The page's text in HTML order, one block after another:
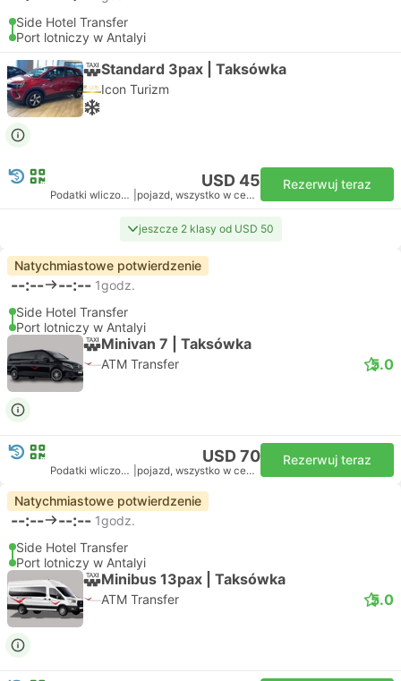
Side Hotel Transfer
Port lotniczy w Antalyi
Standard 3pax | Taksówka
Icon Turizm
USD 45
Podatki wliczone pojazd, wszystko w cenie
Rezerwuj teraz
jeszcze 2 klasy od USD 50
Natychmiastowe potwierdzenie
--:-- --:-- 1godz.
Side Hotel Transfer
Port lotniczy w Antalyi
Minivan 7 | Taksówka
ATM Transfer 5.0
USD 70
Podatki wliczone pojazd, wszystko w cenie
Rezerwuj teraz
Natychmiastowe potwierdzenie
--:-- --:-- 1godz.
Side Hotel Transfer
Port lotniczy w Antalyi
Minibus 13pax | Taksówka
ATM Transfer 5.0